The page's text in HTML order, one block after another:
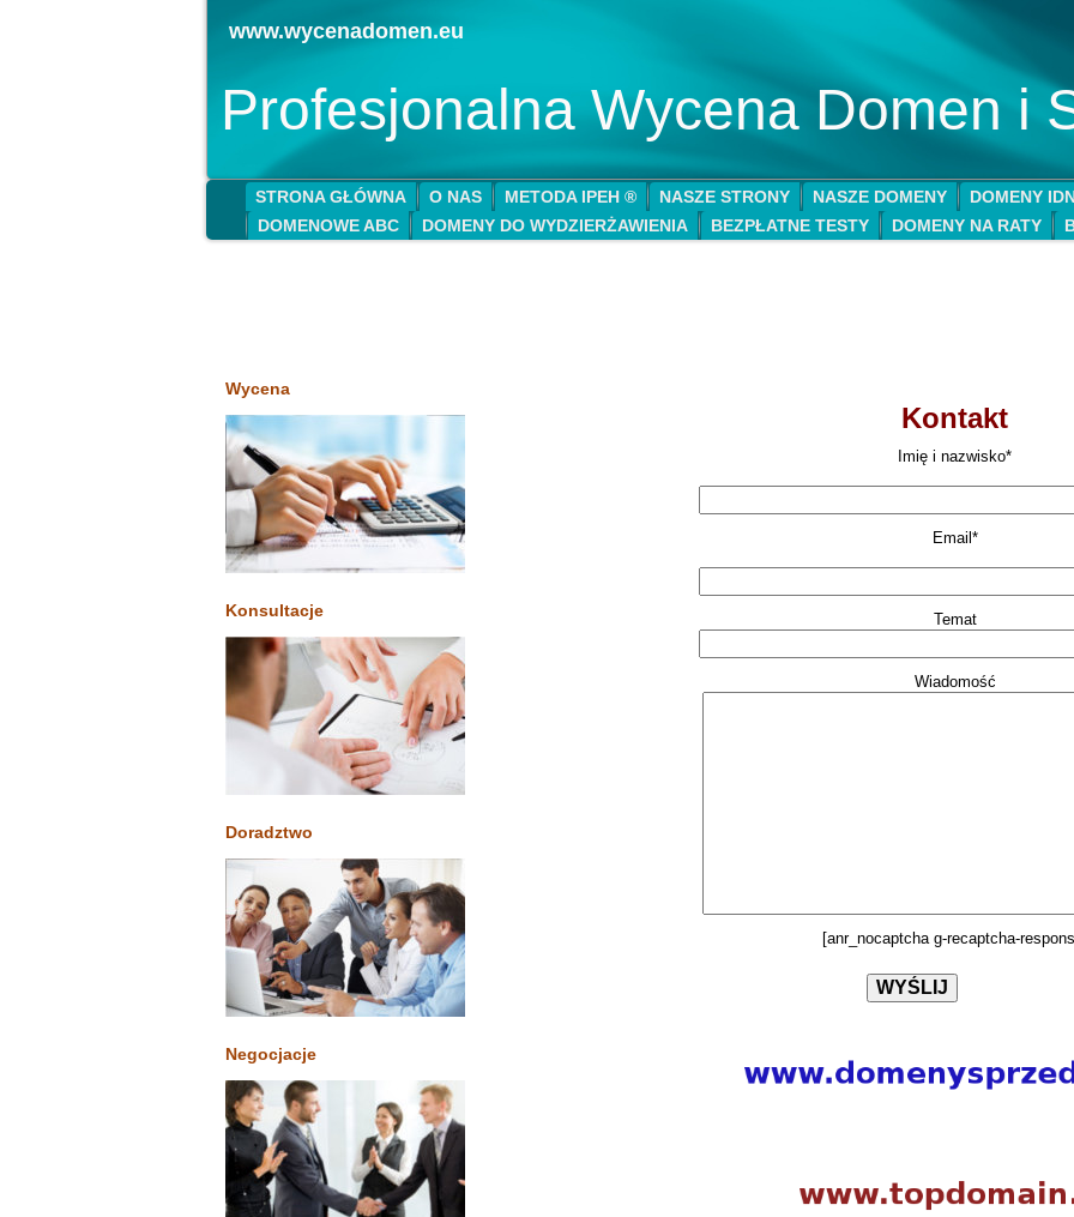
Profesjonalna Wycena Domen i
www.wycenadomen.eu
STRONA GŁÓWNA O NAS METODA IPEH ® NASZE STRONY NASZE DOMENY
DOMENY
DOMENOWE ABC
DOMENY DO WYDZIERŻAWIENIA BEZPŁATNE TESTY DOMENY NA RATY
Wycena
Konsultacje
Doradztwo
Negocjacje
Kontakt
Imię i nazwisko*
Email*
Temat
Wiadomość
[anr_nocaptcha g-recaptcha-